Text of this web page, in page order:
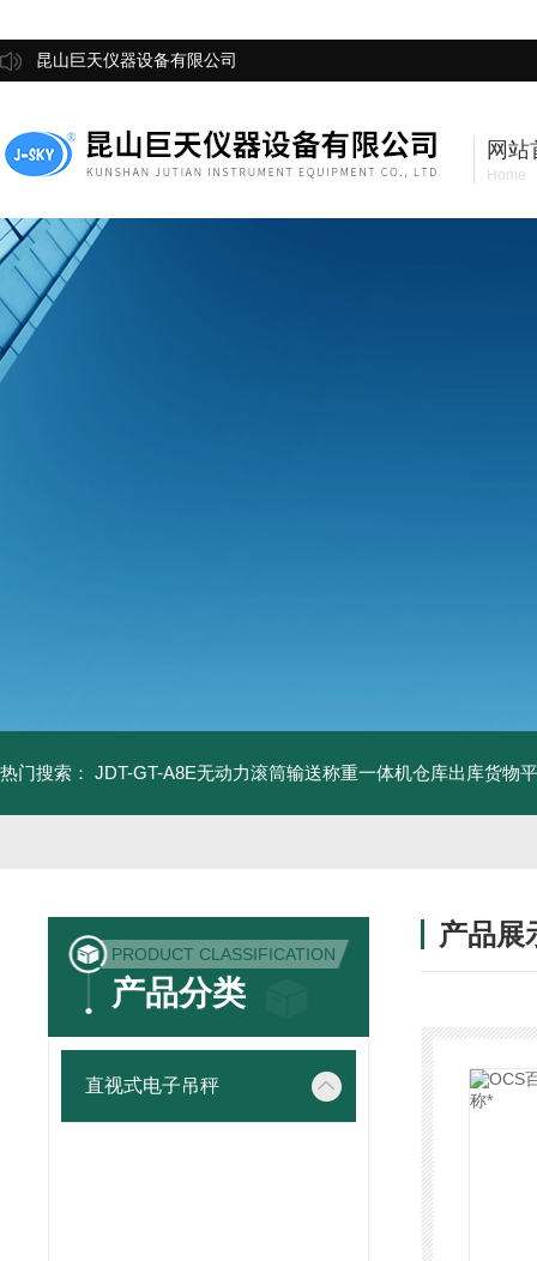
昆山巨天仪器设备有限公司
网站
Home
热门搜索： JDT-GT-A8E无动力滚筒输送称重一体机仓库出库货物
PRODUCT CLASSIFICATION
产品分类
直视式电子吊秤
产品展